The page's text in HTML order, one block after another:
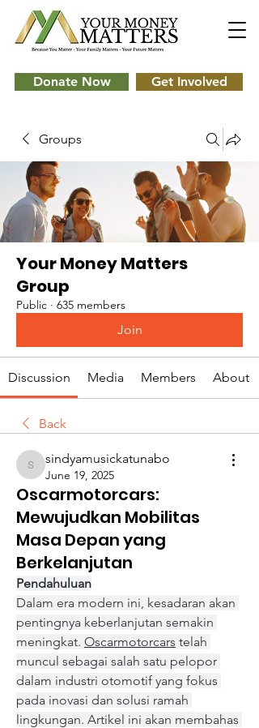
Donate Now Get Involved
Groups
Your Money Matters
Group
Public · 635 members
Join
Discussion Media Members About
Back
sindyamusickatunabo
sindyamusickatunabo
June 19, 2025
Oscarmotorcars:
Mewujudkan Mobilitas
Masa Depan yang
Berkelanjutan
Pendahuluan
Dalam era modern ini, kesadaran akan
pentingnya keberlanjutan semakin
meningkat. Oscarmotorcars telah
muncul sebagai salah satu pelopor
dalam industri otomotif yang fokus
pada inovasi dan solusi ramah
lingkungan. Artikel ini akan membahas